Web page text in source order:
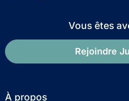
Vous êtes
Rejoindre
À propos